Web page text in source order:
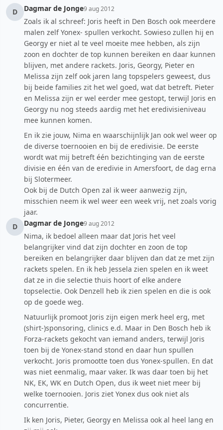
D
Dagmar de Jonge9 aug 2012
Zoals ik al schreef: Joris heeft in Den Bosch ook meerdere
malen zelf Yonex- spullen verkocht. Sowieso zullen hij en
Georgy er niet al te veel moeite mee hebben, als zijn
zoon en dochter de top kunnen bereiken en daar kunnen
blijven, met andere rackets. Joris, Georgy, Pieter en
Melissa zijn zelf ook jaren lang topspelers geweest, dus
bij beide families zit het wel goed, wat dat betreft. Pieter
en Melissa zijn er wel eerder mee gestopt, terwijl Joris en
Georgy nu nog steeds aardig met het eredivisieniveau
mee kunnen komen.
En ik zie jouw, Nima en waarschijnlijk Jan ook wel weer op
de diverse toernooien en bij de eredivisie. De eerste
wordt wat mij betreft één bezichtinging van de eerste
divisie en één van de eredivie in Amersfoort, de dag erna
bij Slotermeer.
Ook bij de Dutch Open zal ik weer aanwezig zijn,
misschien neem ik wel weer een week vrij, net zoals vorig
jaar.
D
Dagmar de Jonge9 aug 2012
Nima, ik bedoel alleen maar dat Joris het veel
belangrijker vind dat zijn dochter en zoon de top
bereiken en belangrijker daar blijven dan dat ze met zijn
rackets spelen. En ik heb Jessela zien spelen en ik weet
dat ze in die selectie thuis hoort of elke andere
topselectie. Ook Denzell heb ik zien spelen en die is ook
op de goede weg.
Natuurlijk promoot Joris zijn eigen merk heel erg, met
(shirt-)sponsoring, clinics e.d. Maar in Den Bosch heb ik
Forza-rackets gekocht van iemand anders, terwijl Joris
toen bij de Yonex-stand stond en daar hun spullen
verkocht. Joris promootte toen dus Yonex-spullen. En dat
was niet eenmalig, maar vaker. Ik was daar toen bij het
NK, EK, WK en Dutch Open, dus ik weet niet meer bij
welke toernooien. Joris ziet Yonex dus ook niet als
concurrentie.
Ik ken Joris, Pieter, Georgy en Melissa ook al heel lang en